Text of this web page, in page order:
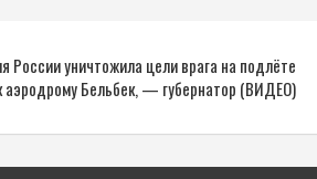
России уничтожила цели врага на подлёте
аэродрому Бельбек, — губернатор (ВИДЕО)